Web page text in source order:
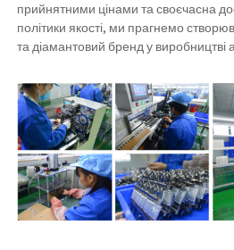
прийнятними цінами та своєчасна
політики якості, ми прагнемо
та діамантовий бренд у виробництві